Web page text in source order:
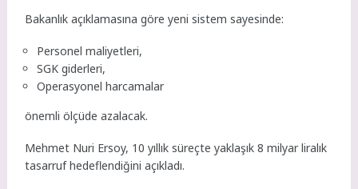
Bakanlık açıklamasına göre yeni sistem sayesinde:
Personel maliyetleri,
SGK giderleri,
Operasyonel harcamalar
önemli ölçüde azalacak.
Mehmet Nuri Ersoy, 10 yıllık süreçte yaklaşık 8 milyar liralık
tasarruf hedeflendiğini açıkladı.